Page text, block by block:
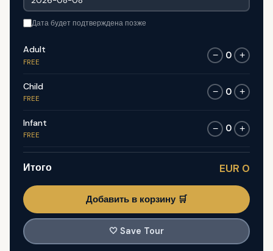
Дата будет подтверждена позже
Adult
FREE
− 0 +
Child
FREE
− 0 +
Infant
FREE
− 0 +
Итого EUR 0
Добавить в корзину 🛒
🤍 Save Tour